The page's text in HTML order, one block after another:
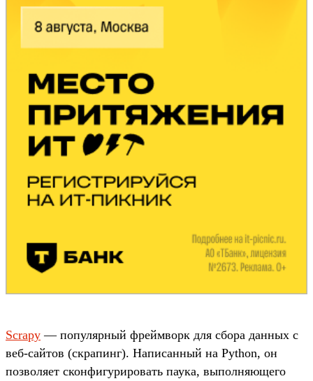
Scrapy — популярный фреймворк для сбора данных с
веб-сайтов (скрапинг). Написанный на Python, он
позволяет сконфигурировать паука, выполняющего